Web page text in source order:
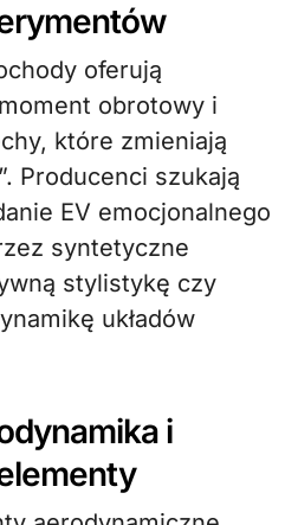
obrotowy i
które zmieniają
Producenci szukają
EV emocjonalnego
syntetyczne
stylistykę czy
układów
i